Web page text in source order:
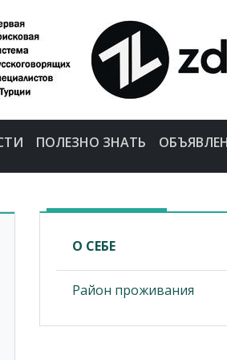
ПОЛЕЗНО ЗНАТЬ
О СЕБЕ
Район проживания